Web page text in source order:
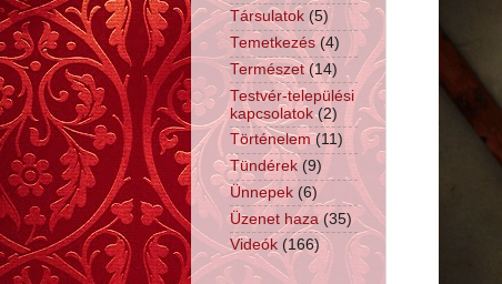
Társulatok (5)
Temetkezés (4)
Természet (14)
Testvér-települési
kapcsolatok (2)
Történelem (11)
Tündérek (9)
Ünnepek (6)
Üzenet haza (35)
Videók (166)